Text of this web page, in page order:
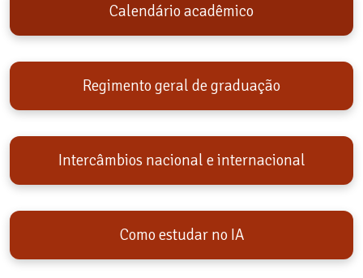
Calendário acadêmico
Regimento geral de graduação
Intercâmbios nacional e internacional
Como estudar no IA